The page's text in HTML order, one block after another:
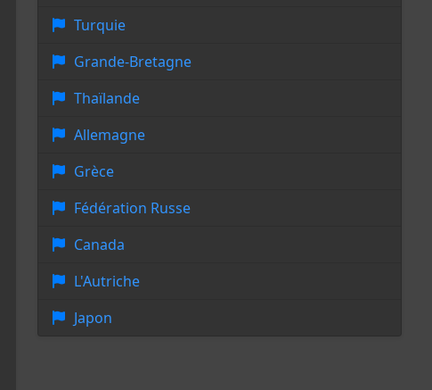
Turquie
Grande-Bretagne
Thaïlande
Allemagne
Grèce
Fédération Russe
Canada
L'Autriche
Japon